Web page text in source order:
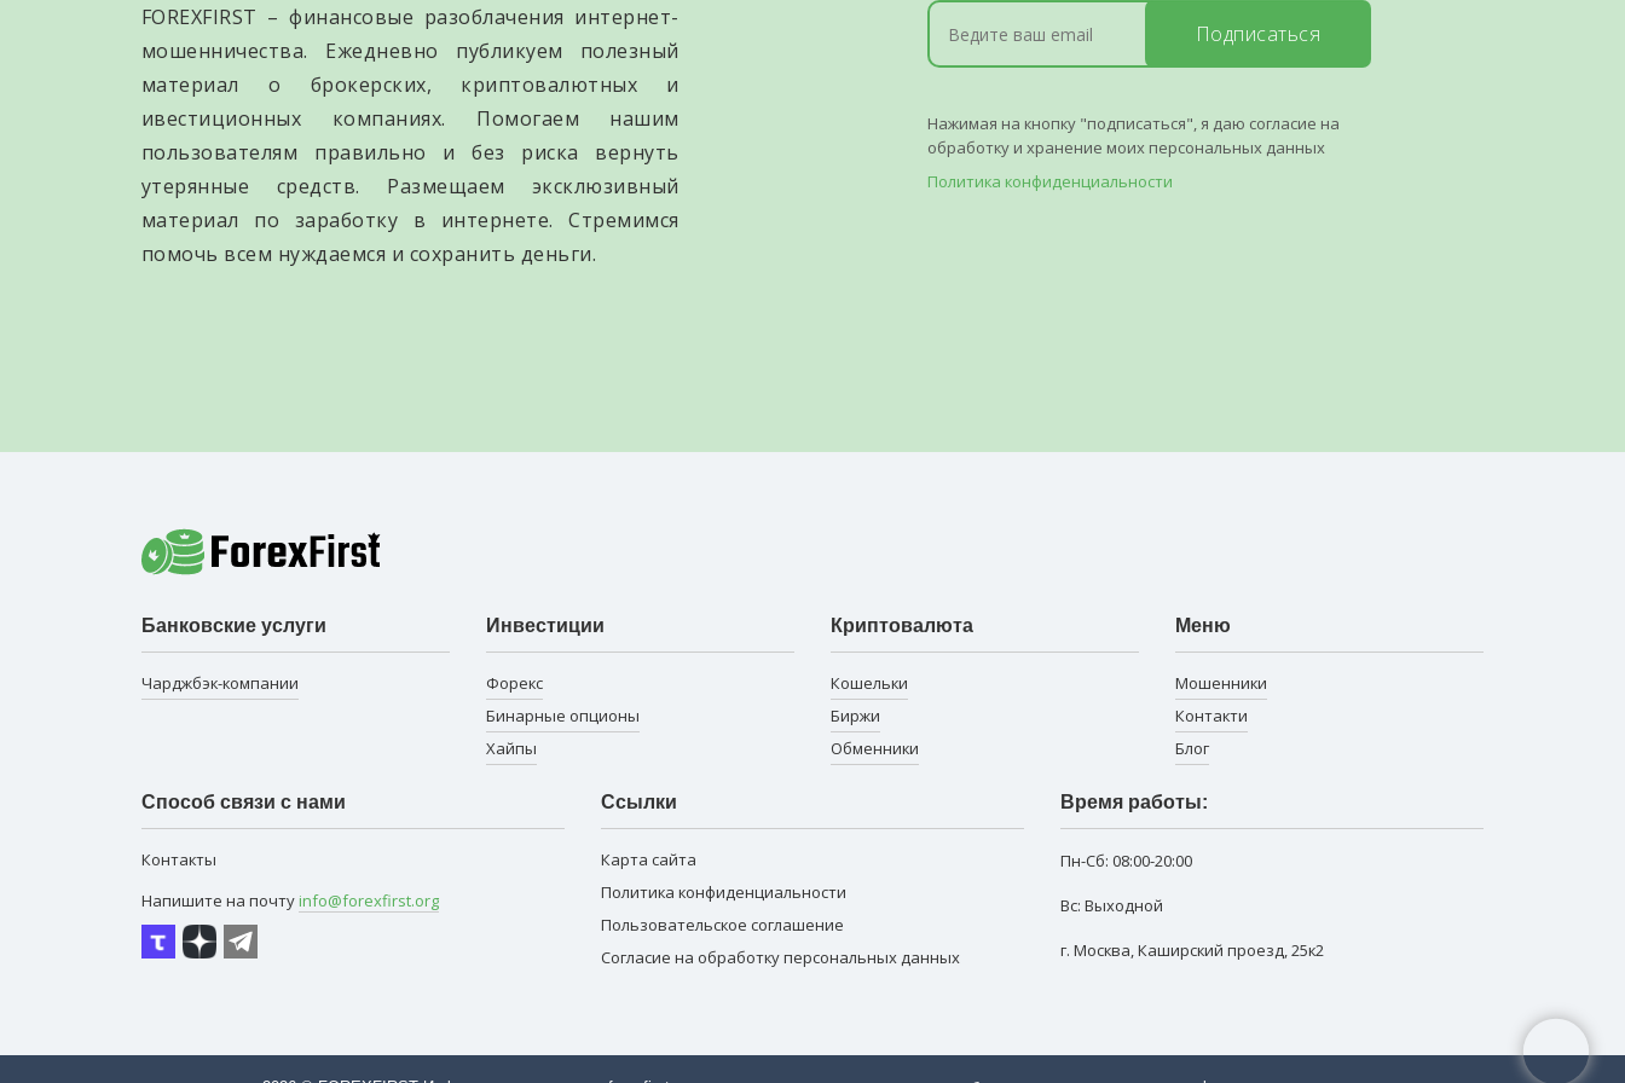
FOREXFIRST – финансовые разоблачения интернет-
мошенничества. Ежедневно публикуем полезный
материал о брокерских, криптовалютных и
ивестиционных компаниях. Помогаем нашим
пользователям правильно и без риска вернуть
утерянные средств. Размещаем эксклюзивный
материал по заработку в интернете. Стремимся
помочь всем нуждаемся и сохранить деньги.
Подписаться
Нажимая на кнопку "подписаться", я даю согласие на
обработку и хранение моих персональных данных
Политика конфиденциальности
Банковские услуги
Чарджбэк-компании
Инвестиции
Форекс
Бинарные опционы
Хайпы
Криптовалюта
Кошельки
Биржи
Обменники
Меню
Мошенники
Контакти
Блог
Способ связи с нами
Контакты
Напишите на почту info@forexfirst.org
Ссылки
Карта сайта
Политика конфиденциальности
Пользовательское соглашение
Согласие на обработку персональных данных
Время работы:
Пн-Сб: 08:00-20:00
Вс: Выходной
г. Москва,Каширский проезд, 25к2